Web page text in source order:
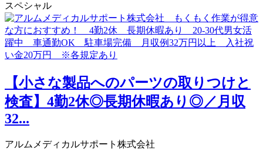
スペシャル
【小さな製品へのパーツの取りつけと
検査】4勤2休◎長期休暇あり◎／月収
32...
アルムメディカルサポート株式会社